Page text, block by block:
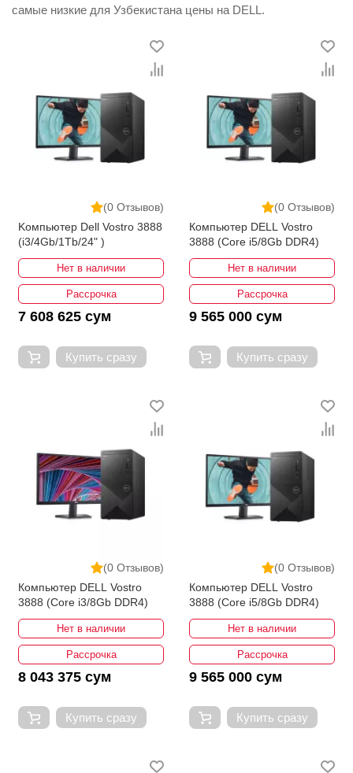
самые низкие для Узбекистана цены на DELL.
(0 Отзывов)
Kомпьютер Dell Vostro 3888
(i3/4Gb/1Tb/24" )
Нет в наличии
Рассрочка
7 608 625 сум
Купить сразу
(0 Отзывов)
Компьютер DELL Vostro
3888 (Core i5/8Gb DDR4)
Нет в наличии
Рассрочка
9 565 000 сум
Купить сразу
(0 Отзывов)
Компьютер DELL Vostro
3888 (Core i3/8Gb DDR4)
Нет в наличии
Рассрочка
8 043 375 сум
Купить сразу
(0 Отзывов)
Компьютер DELL Vostro
3888 (Core i5/8Gb DDR4)
Нет в наличии
Рассрочка
9 565 000 сум
Купить сразу